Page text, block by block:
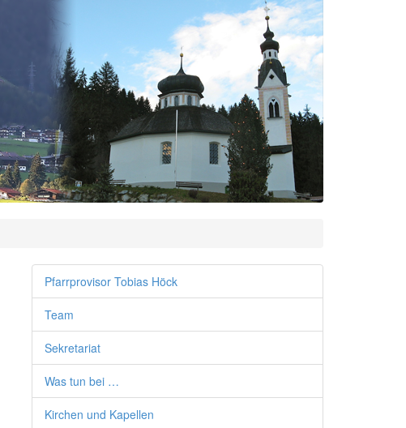
Pfarrprovisor Tobias Höck
Team
Sekretariat
Was tun bei …
Kirchen und Kapellen